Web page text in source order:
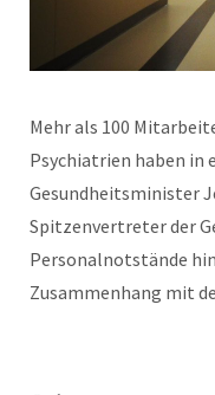
Mehr als 100
Psychiatrien haben in
Gesundheitsminister
Spitzenvertreter der
Personalnotstände
Zusammenhang mit